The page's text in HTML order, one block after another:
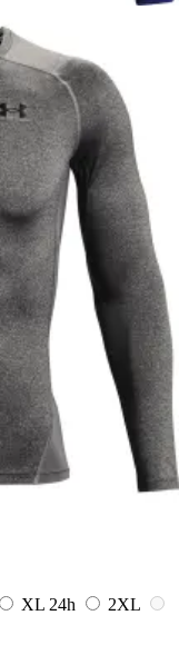
XL 24h
2XL